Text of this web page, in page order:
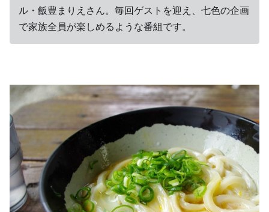
ル・飯豊まりえさん。毎回ゲストを迎え、七色の企画
で家族全員が楽しめるような番組です。